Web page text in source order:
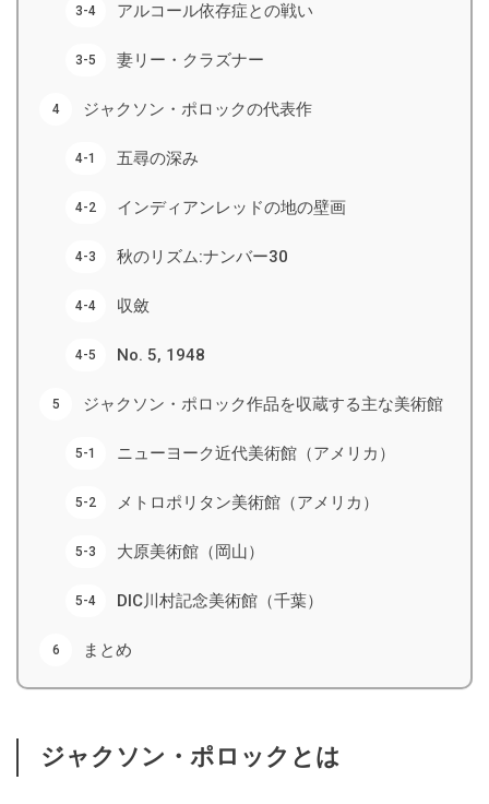
アルコール依存症との戦い
妻リー・クラズナー
ジャクソン・ポロックの代表作
五尋の深み
インディアンレッドの地の壁画
秋のリズム:ナンバー30
収斂
No. 5, 1948
ジャクソン・ポロック作品を収蔵する主な美術館
ニューヨーク近代美術館（アメリカ）
メトロポリタン美術館（アメリカ）
大原美術館（岡山）
DIC川村記念美術館（千葉）
まとめ
ジャクソン・ポロックとは